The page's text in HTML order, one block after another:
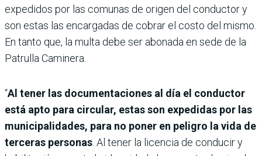
expedidos por las comunas de origen del conductor y
son estas las encargadas de cobrar el costo del mismo.
En tanto que, la multa debe ser abonada en sede de la
Patrulla Caminera.
“Al tener las documentaciones al día el conductor
está apto para circular, estas son expedidas por las
municipalidades, para no poner en peligro la vida de
terceras personas. Al tener la licencia de conducir y